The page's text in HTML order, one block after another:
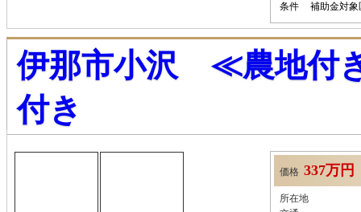
条件
補助金対
伊那市小沢 ≪農地付
付き
価格 337万円
所在地